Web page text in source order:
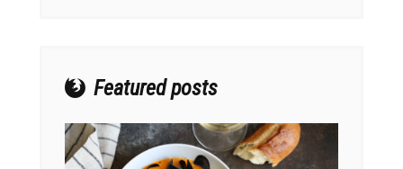
Featured posts